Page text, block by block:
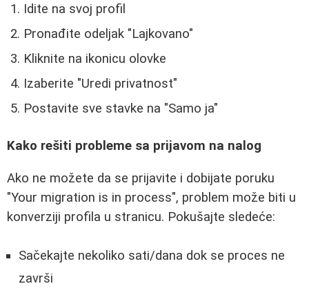
Idite na svoj profil
Pronađite odeljak "Lajkovano"
Kliknite na ikonicu olovke
Izaberite "Uredi privatnost"
Postavite sve stavke na "Samo ja"
Kako rešiti probleme sa prijavom na nalog
Ako ne možete da se prijavite i dobijate poruku
"Your migration is in process", problem može biti u
konverziji profila u stranicu. Pokušajte sledeće:
Sačekajte nekoliko sati/dana dok se proces ne
završi